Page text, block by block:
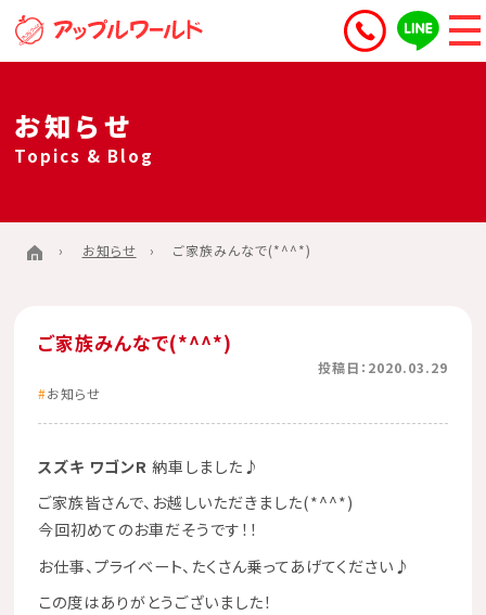
お知らせ
Topics & Blog
お知らせ ご家族みんなで(*^^*)
ご家族みんなで(*^^*)
投稿日：2020.03.29
お知らせ
スズキ ワゴンR 納車しました♪
ご家族皆さんで、お越しいただきました(*^^*)
今回初めてのお車だそうです！！
お仕事、プライベート、たくさん乗ってあげてください♪
この度はありがとうございました！